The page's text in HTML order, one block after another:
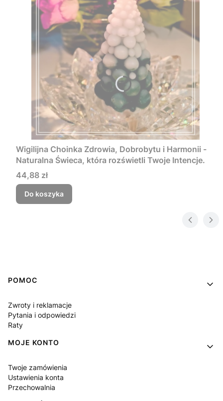
Wigilijna Choinka Zdrowia, Dobrobytu i Harmonii -
Naturalna Świeca, która rozświetli Twoje Intencje.
Cena
44,88 zł
Do koszyka
Linki w stopce
POMOC
Zwroty i reklamacje
Pytania i odpowiedzi
Raty
MOJE KONTO
Twoje zamówienia
Ustawienia konta
Przechowalnia